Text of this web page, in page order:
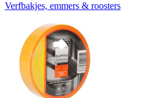
Verfbakjes, emmers & roosters